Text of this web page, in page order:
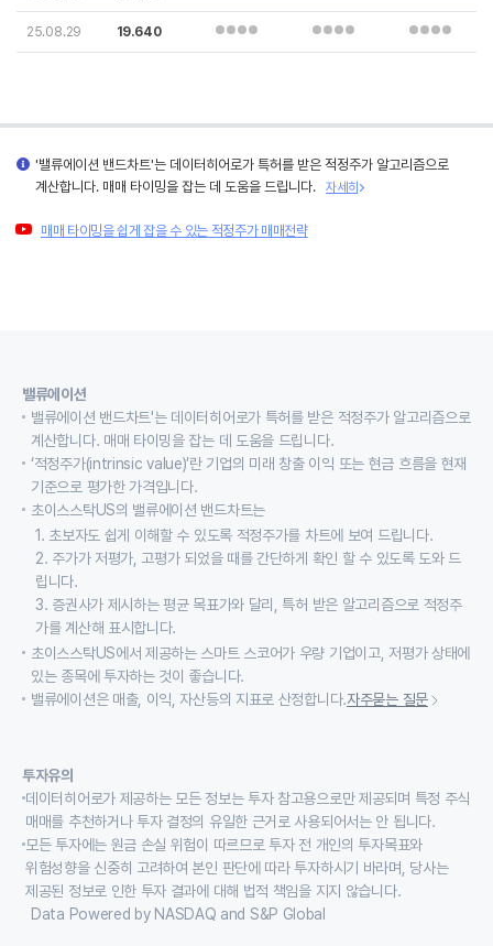
25.08.29 19.640
'밸류에이션 밴드차트'는 데이터히어로가 특허를 받은 적정주가 알고리즘으로
계산합니다. 매매 타이밍을 잡는 데 도움을 드립니다.
자세히
매매 타이밍을 쉽게 잡을 수 있는 적정주가 매매전략
밸류에이션
밸류에이션 밴드차트'는 데이터히어로가 특허를 받은 적정주가 알고리즘으로
계산합니다. 매매 타이밍을 잡는 데 도움을 드립니다.
‘적정주가(intrinsic value)’란 기업의 미래 창출 이익 또는 현금 흐름을 현재
기준으로 평가한 가격입니다.
초이스스탁US의 밸류에이션 밴드차트는
1. 초보자도 쉽게 이해할 수 있도록 적정주가를 차트에 보여 드립니다.
2. 주가가 저평가, 고평가 되었을 때를 간단하게 확인 할 수 있도록 도와 드
립니다.
3. 증권사가 제시하는 평균 목표가와 달리, 특허 받은 알고리즘으로 적정주
가를 계산해 표시합니다.
초이스스탁US에서 제공하는 스마트 스코어가 우량 기업이고, 저평가 상태에
있는 종목에 투자하는 것이 좋습니다.
밸류에이션은 매출, 이익, 자산등의 지표로 산정합니다.자주묻는 질문
투자유의
데이터히어로가 제공하는 모든 정보는 투자 참고용으로만 제공되며 특정 주식
매매를 추천하거나 투자 결정의 유일한 근거로 사용되어서는 안 됩니다.
모든 투자에는 원금 손실 위험이 따르므로 투자 전 개인의 투자목표와
위험성향을 신중히 고려하여 본인 판단에 따라 투자하시기 바라며, 당사는
제공된 정보로 인한 투자 결과에 대해 법적 책임을 지지 않습니다.
Data Powered by NASDAQ and S&P Global